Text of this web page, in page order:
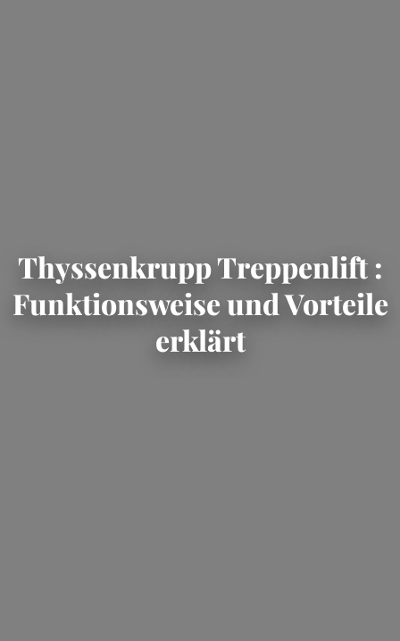
Thyssenkrupp Treppenlift :
Funktionsweise und Vorteile
erklärt